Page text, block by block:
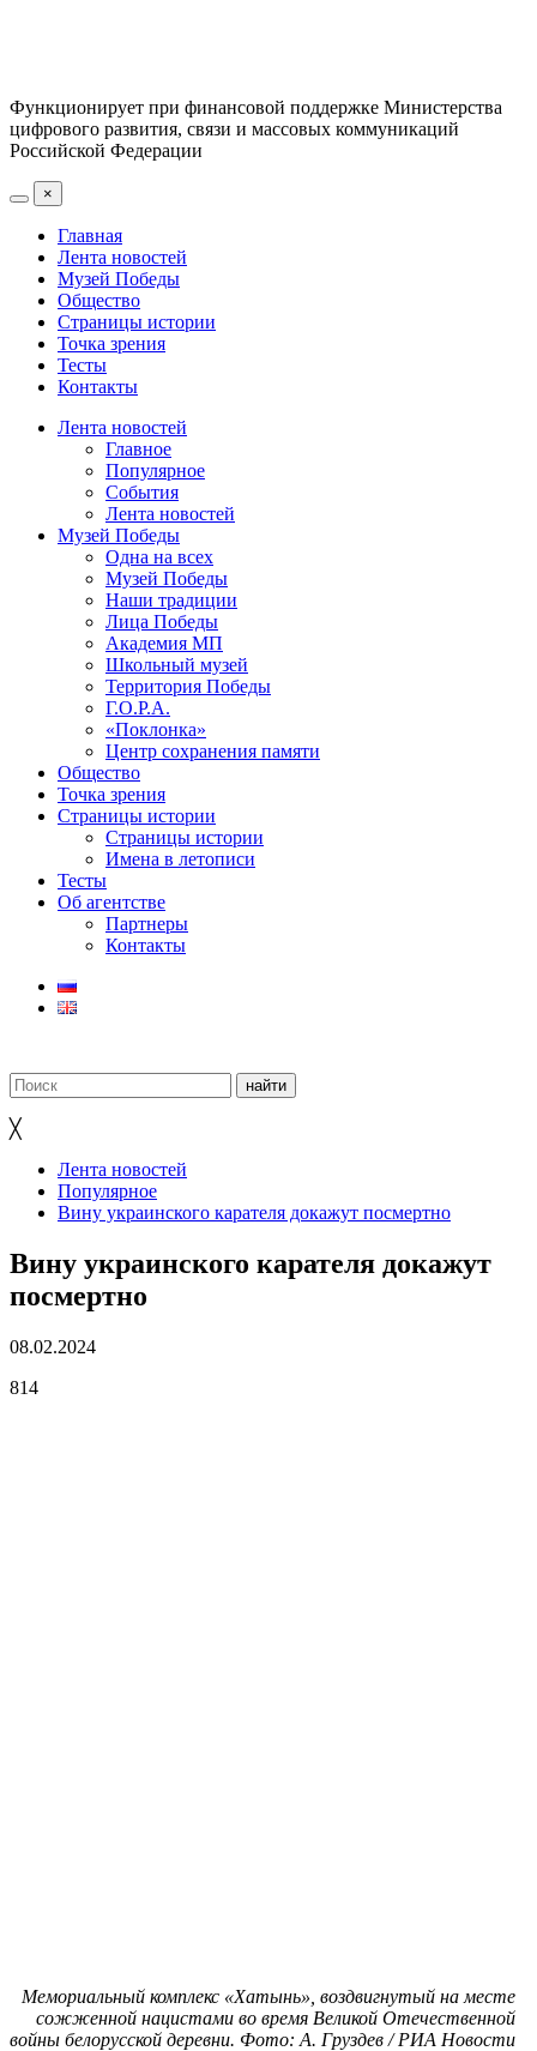
Функционирует при финансовой поддержке Министерства
цифрового развития, связи и массовых коммуникаций
Российской Федерации
×
Главная
Лента новостей
Музей Победы
Общество
Страницы истории
Точка зрения
Тесты
Контакты
Лента новостей
Главное
Популярное
События
Лента новостей
Музей Победы
Одна на всех
Музей Победы
Наши традиции
Лица Победы
Академия МП
Школьный музей
Территория Победы
Г.О.Р.А.
«Поклонка»
Центр сохранения памяти
Общество
Точка зрения
Страницы истории
Страницы истории
Имена в летописи
Тесты
Об агентстве
Партнеры
Контакты
╳
Лента новостей
Популярное
Вину украинского карателя докажут посмертно
Вину украинского карателя докажут
посмертно
08.02.2024
814
Мемориальный комплекс «Хатынь», воздвигнутый на месте
сожженной нацистами во время Великой Отечественной
войны белорусской деревни. Фото: А. Груздев / РИА Новости